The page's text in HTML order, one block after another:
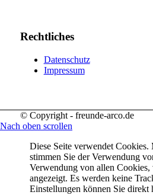
Rechtliches
Datenschutz
Impressum
© Copyright - freunde-arco.de
Nach oben scrollen
Diese Seite verwendet
stimmen Sie der Verwendung
Verwendung von allen
angezeigt. Es werden keine
Einstellungen können Sie direkt